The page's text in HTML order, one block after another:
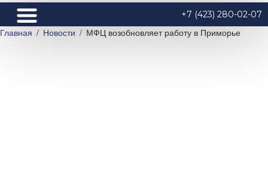
+7 (423) 280-02-07
Главная Новости МФЦ возобновляет работу в Приморье